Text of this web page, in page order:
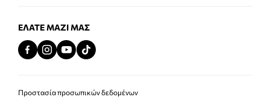
ΕΛΆΤΕ ΜΑΖΊ ΜΑΣ
Προστασία προσωπικών δεδομένων